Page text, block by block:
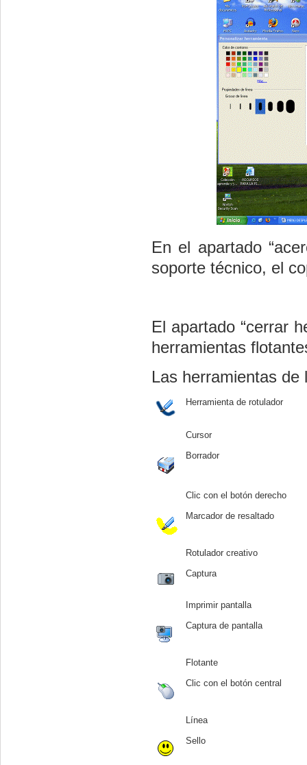
En el apartado
soporte técnico, el
El apartado “cerrar
herramientas
Las herramientas
Herramienta de rotulador
Cursor
Borrador
Clic con el botón derecho
Marcador de resaltado
Rotulador creativo
Captura
Imprimir pantalla
Captura de pantalla
Flotante
Clic con el botón central
Línea
Sello